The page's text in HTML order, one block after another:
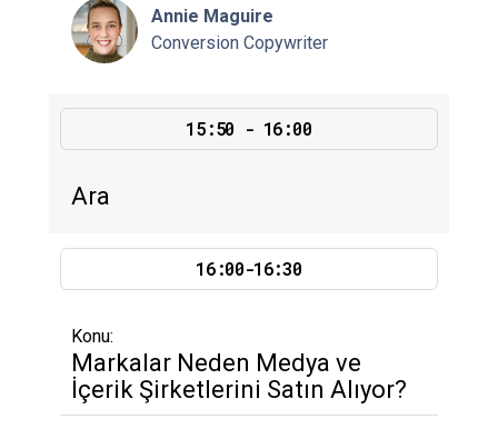
Annie Maguire
Conversion Copywriter
15:50 - 16:00
Ara
16:00-16:30
Konu:
Markalar Neden Medya ve
İçerik Şirketlerini Satın Alıyor?